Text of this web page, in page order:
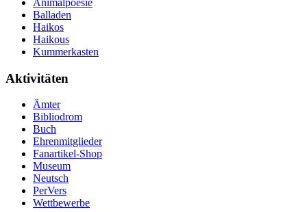
Balladen
Haikos
Haikous
Kummerkasten
Aktivitäten
Ämter
Bibliodrom
Buch
Ehrenmitglieder
Fanartikel-Shop
Museum
Neutsch
PerVers
Wettbewerbe